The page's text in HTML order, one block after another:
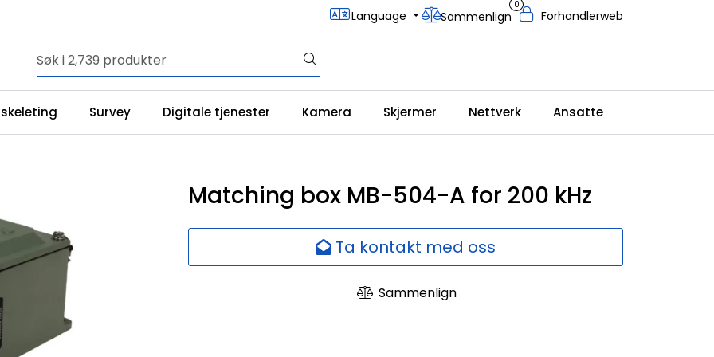
Language Sammenlign
0
Forhandlerweb
Survey Digitale tjenester Kamera Skjermer Nettverk Ansatte
Matching box MB-504-A for 200 kHz
Ta kontakt med oss
Sammenlign